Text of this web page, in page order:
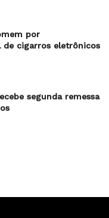
por
de cigarros eletrônicos
segunda remessa